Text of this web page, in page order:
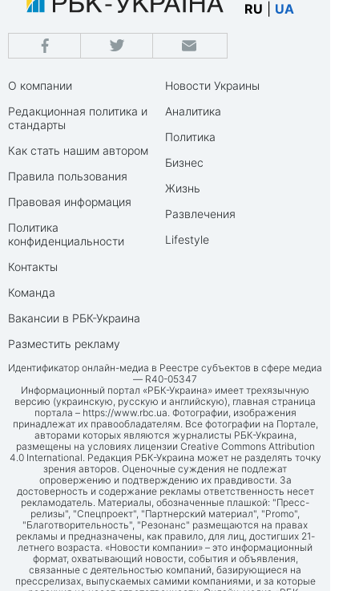
RU UA
О компании
Редакционная политика и
стандарты
Как стать нашим автором
Правила пользования
Правовая информация
Политика
конфиденциальности
Контакты
Команда
Вакансии в РБК-Украина
Разместить рекламу
Новости Украины
Аналитика
Политика
Бизнес
Жизнь
Развлечения
Lifestyle
Идентификатор онлайн-медиа в Реестре субъектов в сфере медиа
— R40-05347
Информационный портал «РБК-Украина» имеет трехязычную
версию (украинскую, русскую и английскую), главная страница
портала – https://www.rbc.ua. Фотографии, изображения
принадлежат их правообладателям. Все фотографии на Портале,
авторами которых являются журналисты РБК-Украина,
размещены на условиях лицензии Creative Commons Attribution
4.0 International. Редакция РБК-Украина может не разделять точку
зрения авторов. Оценочные суждения не подлежат
опровержению и подтверждению их правдивости. За
достоверность и содержание рекламы ответственность несет
рекламодатель. Материалы, обозначенные плашкой: "Пресс-
релизы", "Спецпроект", "Партнерский материал", "Promo",
"Благотворительность", "Резонанс" размещаются на правах
рекламы и предназначены, как правило, для лиц, достигших 21-
летнего возраста. «Новости компании» – это информационный
формат, охватывающий новости, события и объявления,
связанные с деятельностью компаний, базирующиеся на
прессрелизах, выпускаемых самими компаниями, и за которые